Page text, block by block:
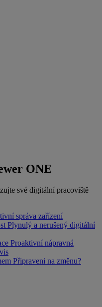
ONE
své digitální pracoviště
správa zařízení
Plynulý a nerušený digitální
Proaktivní nápravná
Připraveni na změnu?